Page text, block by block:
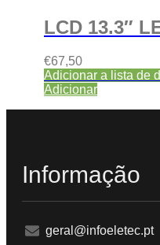
LCD 13.3″
€67,50
Adicionar a lista de
Adicionar
Informação
geral@infoeletec.pt